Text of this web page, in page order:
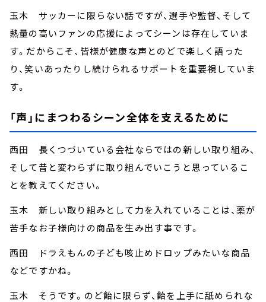
玉木 サッカーに限らない話ですが、選手や監督、そして
熱量の高いファンの応援によってシーンは存在していま
す。だからこそ、皆様が健康な声とのどで楽しく語った
り、笑いあったりし続けられるサポートを重要視していま
す。
「声」にまつわるシーン全体を支えるために
西田 長くつづいている会社ならではの新しい取り組み、
そして昔と変わらずに取り組んでいこうと思っているこ
とを教えてください。
玉木 新しい取り組みとして力を入れていることは、薬が
苦手なお子様向けの商品を生み出す事です。
西田 ドラえもんの子ども咳止めドロップみたいな商品
などですかね。
玉木 そうです。のど飴に限らず、飴を上手に舐められな